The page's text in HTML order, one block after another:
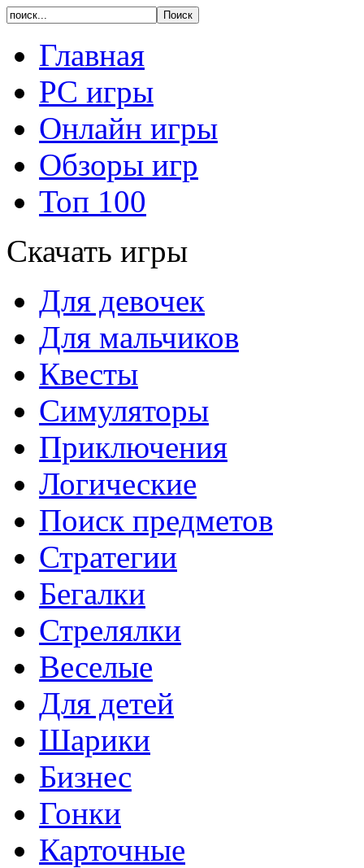
Главная
PC игры
Онлайн игры
Обзоры игр
Топ 100
Скачать игры
Для девочек
Для мальчиков
Квесты
Симуляторы
Приключения
Логические
Поиск предметов
Стратегии
Бегалки
Стрелялки
Веселые
Для детей
Шарики
Бизнес
Гонки
Карточные